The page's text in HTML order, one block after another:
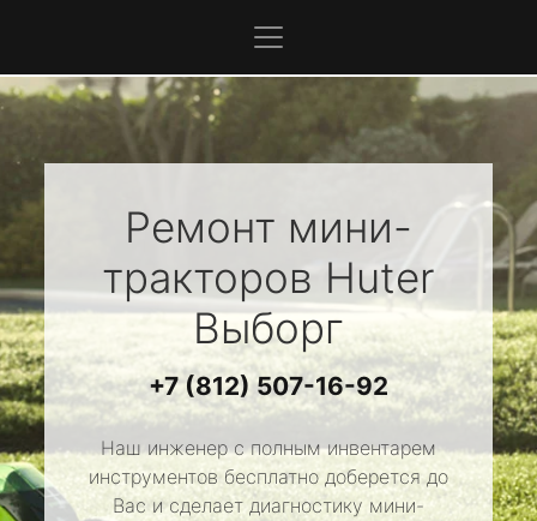
Ремонт мини-
тракторов Huter
Выборг
+7 (812) 507-16-92
Наш инженер с полным инвентарем
инструментов бесплатно доберется до
Вас и сделает диагностику мини-